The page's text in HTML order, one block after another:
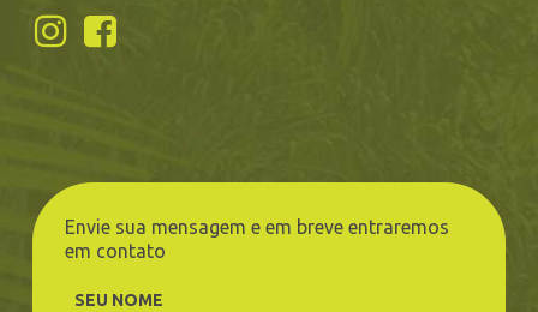
Envie sua mensagem e em breve entraremos
em contato
SEU NOME